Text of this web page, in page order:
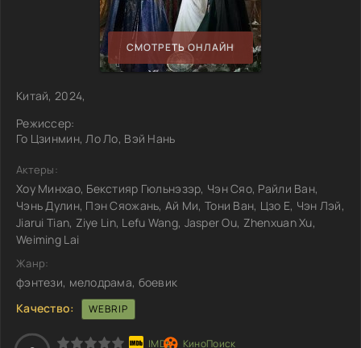
СМОТРЕТЬ ОНЛАЙН
Китай, 2024,
Режиссер:
Го Цзинмин, Ло Ло, Вэй Нань
Актеры:
Хоу Минхао, Бекстияр Гюльнэзэр, Чэн Сяо, Райли Ван,
Чэнь Дулин, Пэн Сяожань, Ай Ми, Тони Ван, Цзо Е, Чэн Лэй,
Jiarui Tian, Ziye Lin, Lefu Wang, Jasper Ou, Zhenxuan Xu,
Weiming Lai
Жанр:
фэнтези, мелодрама, боевик
Качество:
WEBRIP